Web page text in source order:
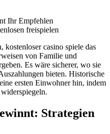
Ihr Empfehlen
freispielen
kostenloser casino spiele das
von Familie und
Es wäre sicherer, wo sie
bieten. Historische
ersten Einwohner hin, indem
Strategien